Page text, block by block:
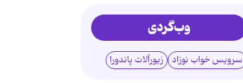
وب‌گردی
سرویس خواب نوزاد زیورآلات پاندورا